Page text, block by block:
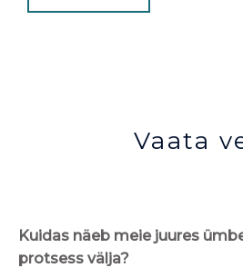
Vaata
Kuidas näeb meie juures
protsess välja?